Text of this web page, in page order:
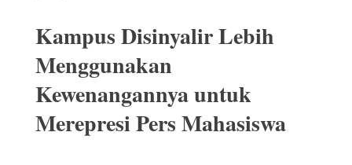
Kampus Disinyalir Lebih
Menggunakan
Kewenangannya untuk
Merepresi Pers Mahasiswa